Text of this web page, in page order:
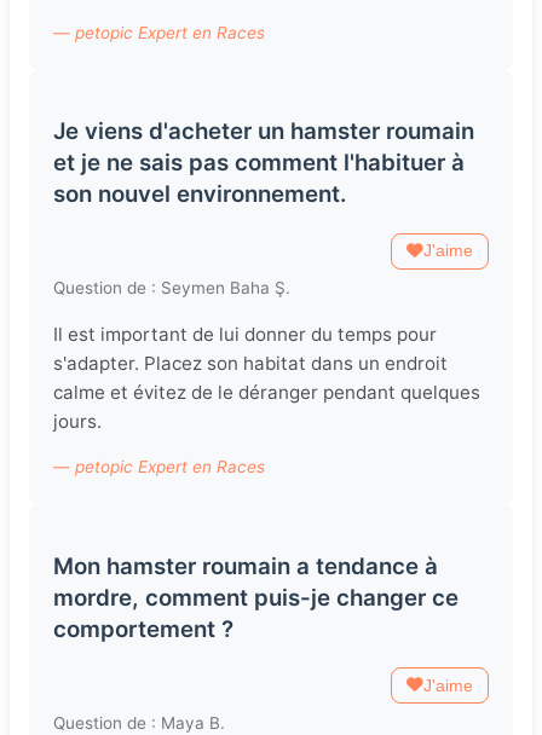
— petopic Expert en Races
Je viens d'acheter un hamster roumain
et je ne sais pas comment l'habituer à
son nouvel environnement.
J'aime
Question de : Seymen Baha Ş.
Il est important de lui donner du temps pour
s'adapter. Placez son habitat dans un endroit
calme et évitez de le déranger pendant quelques
jours.
— petopic Expert en Races
Mon hamster roumain a tendance à
mordre, comment puis-je changer ce
comportement ?
J'aime
Question de : Maya B.